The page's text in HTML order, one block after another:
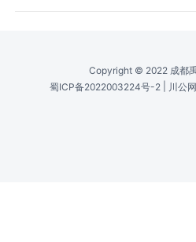
Copyright © 2022 成都
蜀ICP备2022003224号-2
川公